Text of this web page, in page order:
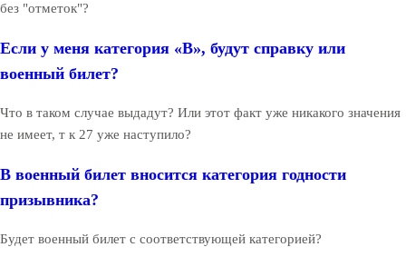
без "отметок"?
Если у меня категория «В», будут справку или
военный билет?
Что в таком случае выдадут? Или этот факт уже никакого значения
не имеет, т к 27 уже наступило?
В военный билет вносится категория годности
призывника?
Будет военный билет с соответствующей категорией?